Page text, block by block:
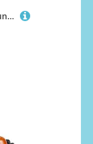
RHUIMEI for Cartoon Legierung Flugzeug Modell Chinesischen Militär Flugzeug Q Serie J-20 Kämpfer Metall Modell Fertige Sammlung Ornamente Exquisite